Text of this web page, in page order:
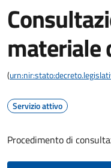
materiale
(
Servizio attivo
Procedimento di